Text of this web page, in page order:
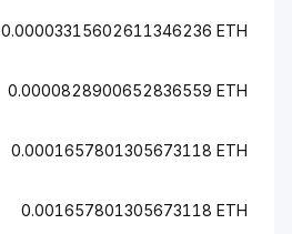
0.00003315602611346236 ETH
0.0000828900652836559 ETH
0.0001657801305673118 ETH
0.001657801305673118 ETH